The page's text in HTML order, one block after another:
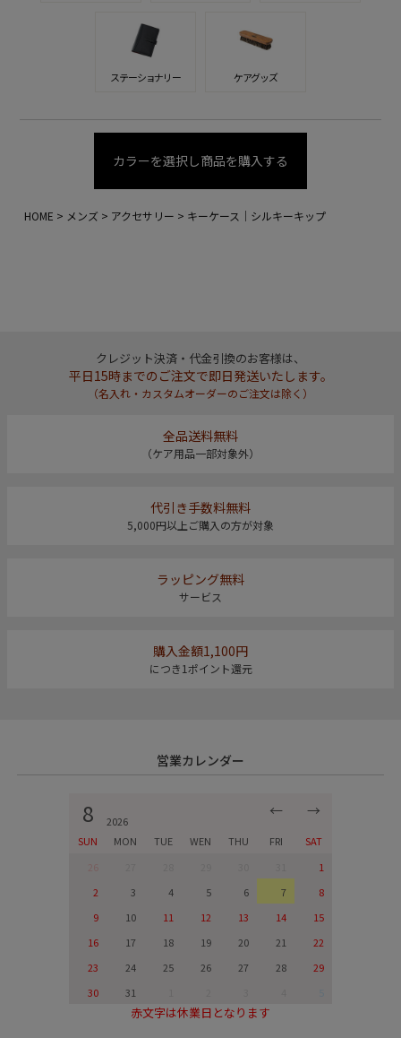
ステーショナリー ケアグッズ
カラーを選択し商品を購入する
HOME メンズ アクセサリー キーケース｜シルキーキップ
クレジット決済・代金引換のお客様は、
平日15時までのご注文で即日発送いたします。
（名入れ・カスタムオーダーのご注文は除く）
全品送料無料
（ケア用品一部対象外）
代引き手数料無料
5,000円以上ご購入の方が対象
ラッピング無料
サービス
購入金額1,100円
につき1ポイント還元
営業カレンダー
8 2026
← →
SUN MON TUE WEN THU FRI
SAT
1
2
3 4 5 6 7
8
9
10 11 12 13 14
15
16
17 18 19 20 21
22
23
24 25 26 27 28
29
30
31
赤文字は休業日となります